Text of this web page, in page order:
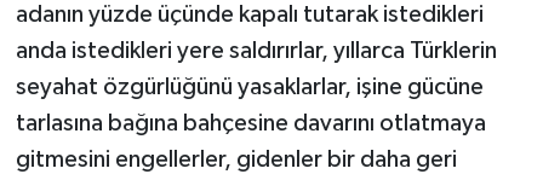
adanın yüzde üçünde kapalı tutarak istedikleri
anda istedikleri yere saldırırlar, yıllarca Türklerin
seyahat özgürlüğünü yasaklarlar, işine gücüne
tarlasına bağına bahçesine davarını otlatmaya
gitmesini engellerler, gidenler bir daha geri